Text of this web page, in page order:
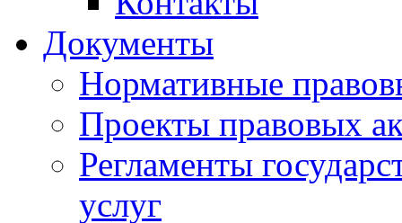
Документы
Нормативные
Проекты правовых
Регламенты
услуг